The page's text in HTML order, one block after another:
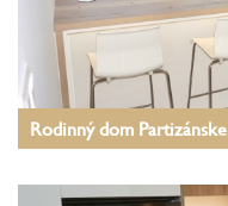
Rodinný dom Partizánske